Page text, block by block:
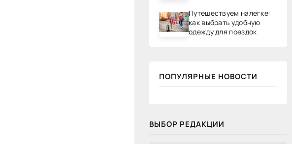
Путешествуем налегке:
как выбрать удобную
одежду для поездок
ПОПУЛЯРНЫЕ НОВОСТИ
ВЫБОР РЕДАКЦИИ